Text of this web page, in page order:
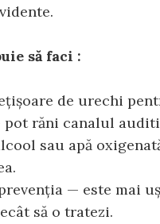
să faci :
de urechi
răni canalul
sau apă
— este mai
să o tratezi.